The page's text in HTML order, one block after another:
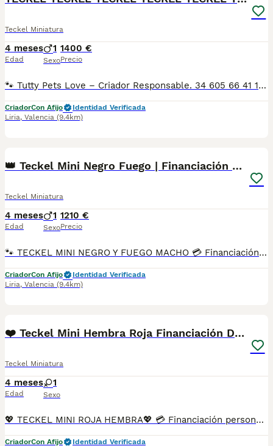
Teckel Miniatura
4 meses
Edad
1
Sexo
1400 €
Precio
🐾 Tutty Pets Love – Criador Responsable. 34 605 66 41 16 Whastapp y llamadas En Tutty Pets Love trabajamos con pasión y responsabilidad para ofrecer cachorros sanos, equilibrados y con todas las garantías. ✅ Vacunas correspondientes a su edad. ✅ Cartilla veterinaria. ✅ Desparasitación interna y externa. ✅ Pasaporte y microchip. ✅ Garantías víricas y congénitas. ✅ Contrato de compraventa sellado por la empresa. ✅ Envíos a toda la península (según kilometraje). ✅ Financiación personalizada de 6 a 48 meses, con y sin intereses. 💳 Financiación disponible. Consulta cómodas cuotas adaptadas a tus necesidades. 📞 34 605 66 41 16 Whastapp y llamadas 🌐 www.tuttypetslove.es 🐶 Tutty Pets Love, donde nacen grandes compañeros.
CriadorCon Afijo
Identidad Verificada
Liria, Valencia (9.4km)
👑 Teckel Mini Negro Fuego | Financiación Fácil
Teckel Miniatura
4 meses
Edad
1
Sexo
1210 €
Precio
🐾 TECKEL MINI NEGRO Y FUEGO MACHO 💳 Financiación personalizada de 6 a 48 meses, con y sin intereses. En Tutty Pets Love trabajamos con pasión y responsabilidad para ofrecer cachorros sanos, equilibrados y criados en un entorno familiar. Te garantizamos: ✅ Vacunas correspondientes a su edad. ✅ Cartilla veterinaria. ✅ Desparasitación interna y externa. ✅ Pasaporte y microchip. ✅ Garantías víricas y congénitas. ✅ Contrato de compraventa sellado por la empresa. ✅ Envíos a toda la península (según kilometraje). ✅ Financiación adaptada a tus necesidades. 💕 Una compañera cariñosa, sociable y preparada para encontrar una familia que la quiera para toda la vida. 🌐 www.tuttypetslove.es 📩 Escríbenos por mensaje para recibir fotos, vídeos y toda la información sin compromiso. 🐶 Tutty Pets Love, donde nacen grandes compañeros.
CriadorCon Afijo
Identidad Verificada
Liria, Valencia (9.4km)
❤️ Teckel Mini Hembra Roja Financiación Disponible
Teckel Miniatura
4 meses
Edad
1
Sexo
💖 TECKEL MINI ROJA HEMBRA💖 💳 Financiación personalizada de 6 a 48 meses, con y sin intereses. En Tutty Pets Love trabajamos con pasión y responsabilidad para ofrecer cachorros sanos, equilibrados y criados en un entorno familiar. Te garantizamos: ✅ Vacunas correspondientes a su edad. ✅ Cartilla veterinaria. ✅ Desparasitación interna y externa. ✅ Pasaporte y microchip. ✅ Garantías víricas y congénitas. ✅ Contrato de compraventa sellado por la empresa. ✅ Envíos a toda la península (según kilometraje). ✅ Financiación adaptada a tus necesidades. 💕 Una compañera cariñosa, sociable y preparada para encontrar una familia que la quiera para toda la vida. 🌐 www.tuttypetslove.es 📩 Escríbenos por mensaje para recibir fotos, vídeos y toda la información sin compromiso. 🐶 Tutty Pets Love, donde nacen grandes compañeros.
CriadorCon Afijo Identidad Verificada